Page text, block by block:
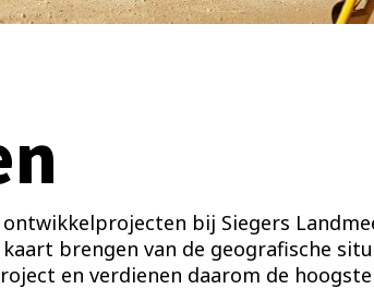
bij Siegers
brengen van de geografische
en verdienen daarom de